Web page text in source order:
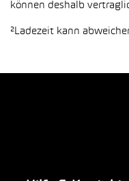
können deshalb
²Ladezeit kann